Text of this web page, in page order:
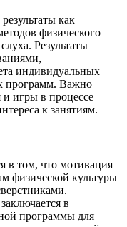
как
физического
Результаты
индивидуальных
программ. Важно
и игры в процессе
к занятиям.
в том, что мотивация
физической культуры
в
программы для